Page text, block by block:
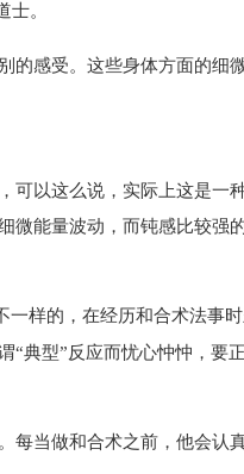
。
感受。这些身体方面的
以这么说，实际上这是一
能量波动，而钝感比较
一样的，在经历和合术法事
典型”反应而忧心忡忡，要
当做和合术之前，他会